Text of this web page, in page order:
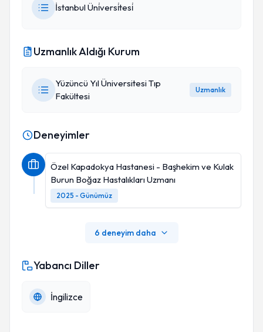
İstanbul Üni̇versi̇tesi̇
Uzmanlık Aldığı Kurum
Yüzüncü Yıl Üniversitesi Tıp
Fakültesi
Uzmanlık
Deneyimler
Özel Kapadokya Hastanesi - Başhekim ve Kulak
Burun Boğaz Hastalıkları Uzmanı
2025 - Günümüz
6 deneyim daha
Yabancı Diller
İngilizce